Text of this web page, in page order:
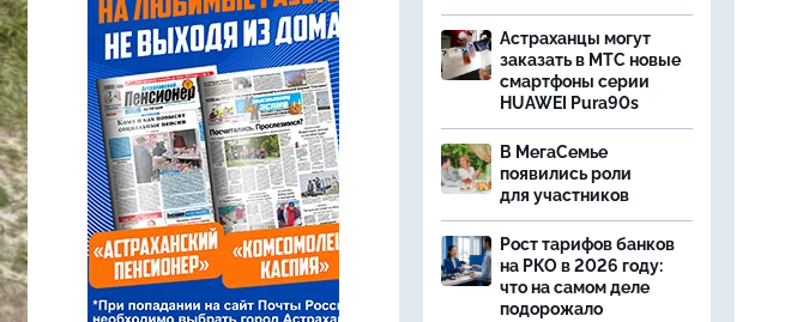
Астраханцы могут
заказать в МТС новые
смартфоны серии
HUAWEI Pura90s
В МегаСемье
появились роли
для участников
Рост тарифов банков
на РКО в 2026 году:
что на самом деле
подорожало